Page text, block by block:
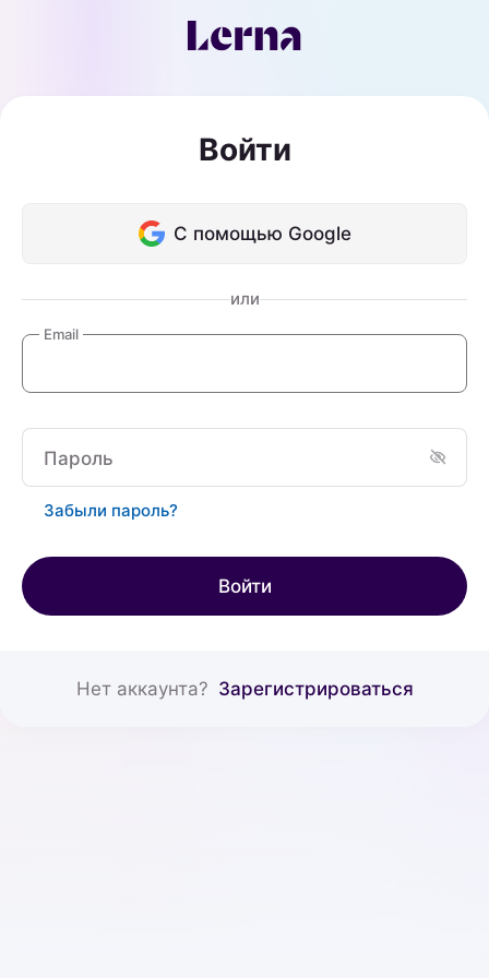
Войти
С помощью Google
или
Email
Пароль
Забыли пароль?
Войти
Нет аккаунта? Зарегистрироваться